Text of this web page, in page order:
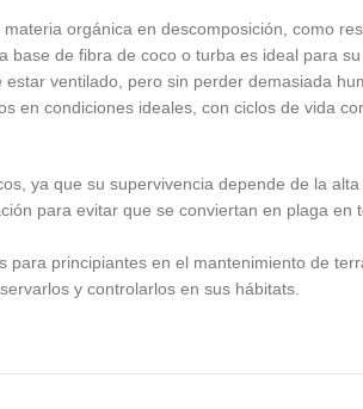
orgánica en descomposición, como
base de fibra de coco o turba es ideal para su
estar ventilado, pero sin perder demasiada
en condiciones ideales, con ciclos de vida
ya que su supervivencia depende de la alta
para evitar que se conviertan en plaga en
para principiantes en el mantenimiento de
y controlarlos en sus hábitats.